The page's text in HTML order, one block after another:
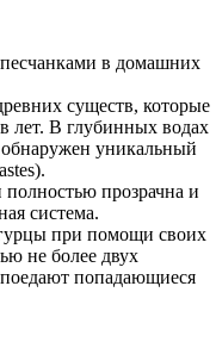
в домашних
существ, которые
лет. В глубинных водах
уникальный
прозрачна и
система.
при помощи своих
не более двух
попадающиеся